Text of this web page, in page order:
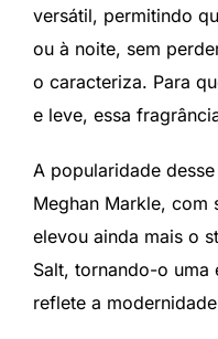
versátil, permitindo
ou à noite, sem
o caracteriza. Para
e leve, essa
A popularidade
Meghan Markle, com
elevou ainda mais o
Salt, tornando-o uma
reflete a